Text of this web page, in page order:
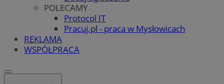
POLECAMY
Protocol IT
Pracuj.pl - praca w Mysłowicach
REKLAMA
WSPÓŁPRACA